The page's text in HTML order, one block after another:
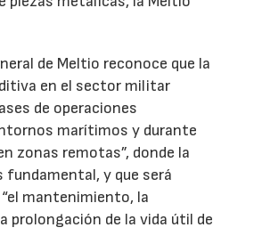
de Meltio reconoce que la
en el sector militar
de operaciones
marítimos y durante
zonas remotas”, donde la
fundamental, y que será
mantenimiento, la
prolongación de la vida útil de